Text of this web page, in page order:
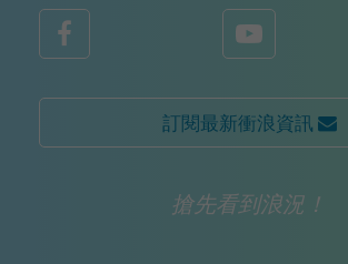
 
訂閱最新衝浪資訊 
搶先看到浪況！